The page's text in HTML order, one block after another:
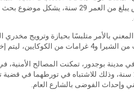
من توقيف شخص يبلغ من العمر 29
بالأمر متلبسًا بحيازة وترويج
مدينة بوجدور، تمكنت المصالح
من العمر 24 و25 سنة، وذلك للاشتباه في
وإحداث الفوضى بالشارع العام.